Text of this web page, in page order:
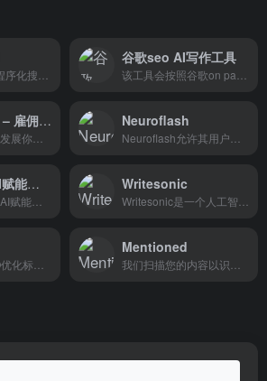
谷歌seo AI写作工具
BloggerGPT – 雇佣一个人工智能代理 Neuroflash
豹变种草 – AI赋能的SEO内容种草工具，旨在帮助业务快速获取全网搜索流量 Writesonic
Mentioned